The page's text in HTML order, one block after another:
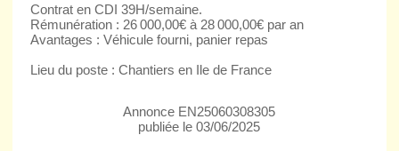
Contrat en CDI 39H/semaine.
Rémunération : 26 000,00€ à 28 000,00€ par an
Avantages : Véhicule fourni, panier repas
Lieu du poste : Chantiers en Ile de France
Annonce EN25060308305
publiée le 03/06/2025